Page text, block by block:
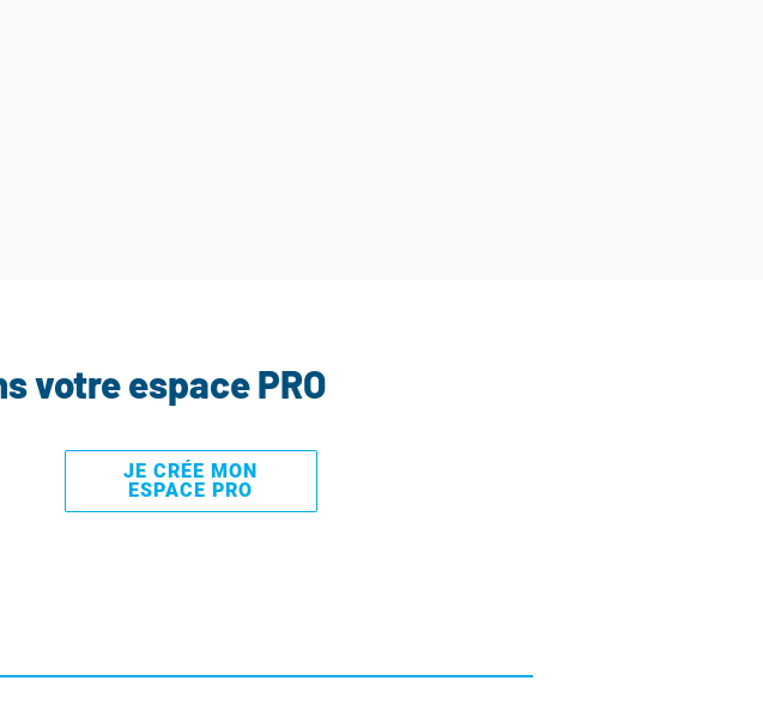
votre espace PRO
JE CRÉE MON
ESPACE PRO